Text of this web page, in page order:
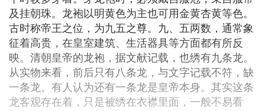
及挂朝珠。龙袍以明黄色为主也可用金黄杏黄等色。
古时称帝王之位，为九五之尊。九、五两数，通常象
征着高贵，在皇室建筑、生活器具等方面都有所反
映。清朝皇帝的龙袍，据文献记载，也绣有九条龙。
从实物来看，前后只有八条龙，与文字记载不符，缺
一条龙。有人认为还有一条龙是皇帝本身。其实这条
龙客观存在着，只是被绣在衣襟里面，一般不易看